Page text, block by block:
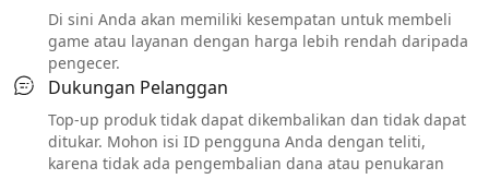
Di sini Anda akan memiliki kesempatan untuk membeli
game atau layanan dengan harga lebih rendah daripada
pengecer.
Dukungan Pelanggan
Top-up produk tidak dapat dikembalikan dan tidak dapat
ditukar. Mohon isi ID pengguna Anda dengan teliti,
karena tidak ada pengembalian dana atau penukaran